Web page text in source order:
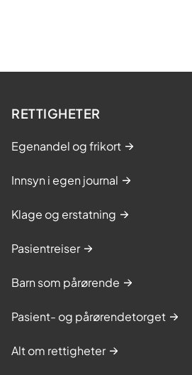
RETTIGHETER
Egenandel og frikort
Innsyn i egen journal
Klage og erstatning
Pasientreiser
Barn som pårørende
Pasient- og pårørendetorget
Alt om rettigheter